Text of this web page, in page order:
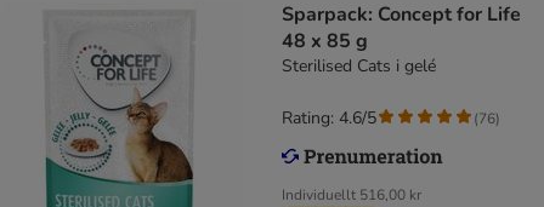
Sparpack: Concept for Life
48 x 85 g
Sterilised Cats i gelé
Individuellt 516,00 kr
Rating: 4.6/5 (76)